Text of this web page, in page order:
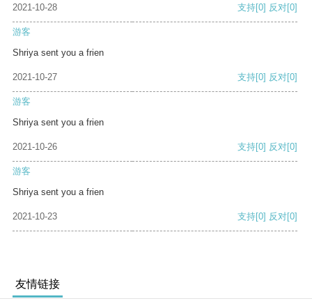
2021-10-28 支持[0] 反对[0]
游客
Shriya sent you a frien
2021-10-27 支持[0] 反对[0]
游客
Shriya sent you a frien
2021-10-26 支持[0] 反对[0]
游客
Shriya sent you a frien
2021-10-23 支持[0] 反对[0]
友情链接